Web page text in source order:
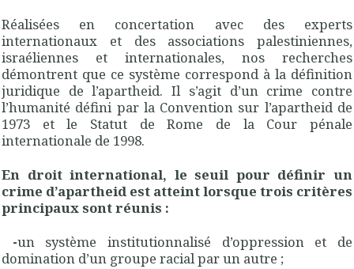
Réalisées en concertation avec des experts
internationaux et des associations palestiniennes,
israéliennes et internationales, nos recherches
démontrent que ce système correspond à la définition
juridique de l’apartheid. Il s’agit d’un crime contre
l’humanité défini par la Convention sur l’apartheid de
1973 et le Statut de Rome de la Cour pénale
internationale de 1998.
En droit international, le seuil pour définir un
crime d’apartheid est atteint lorsque trois critères
principaux sont réunis :
-un système institutionnalisé d’oppression et de
domination d’un groupe racial par un autre ;